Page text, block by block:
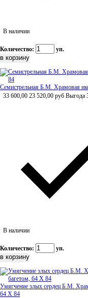
В наличии
Количество: уп.
Семистрельная Б.М. Храмовая
33 600,00 23 520,00 руб Выгода
В наличии
Количество: уп.
Умягчение злых сердец Б.М.
64 Х 84